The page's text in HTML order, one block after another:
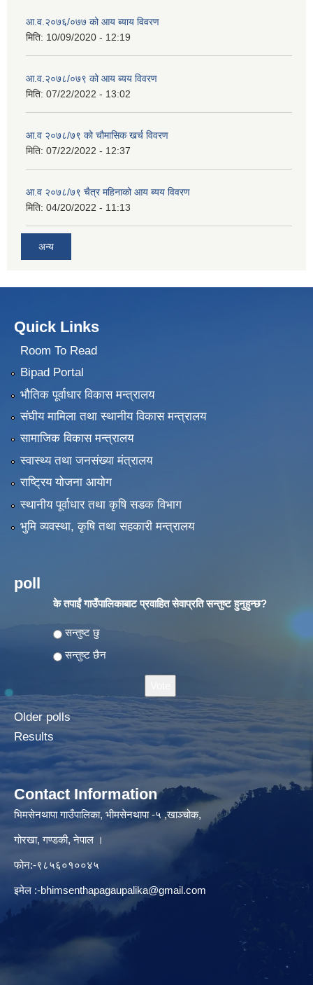
आ.व.२०७६/०७७ को आय ब्याय विवरण
मिति: 10/09/2020 - 12:19
आ.व.२०७८/०७९ को आय ब्यय विवरण
मिति: 07/22/2022 - 13:02
आ.व २०७८/७९ को चौमासिक खर्च विवरण
मिति: 07/22/2022 - 12:37
आ.व २०७८/७९ चैत्र महिनाको आय ब्यय विवरण
मिति: 04/20/2022 - 11:13
अन्य
Quick Links
Room To Read
Bipad Portal
भौतिक पूर्वाधार विकास मन्त्रालय
संघीय मामिला तथा स्थानीय विकास मन्त्रालय
सामाजिक विकास मन्त्रालय
स्वास्थ्य तथा जनसंख्या मंत्रालय
राष्ट्रिय योजना आयोग
स्थानीय पूर्वाधार तथा कृषि सडक विभाग
भुमि व्यवस्था, कृषि तथा सहकारी मन्त्रालय
poll
के तपाईं गाउँपालिकाबाट प्रवाहित सेवाप्रति सन्तुष्ट हुनुहुन्छ?
Choices
सन्तुष्ट छु
सन्तुष्ट छैन
Older polls
Results
Contact Information
भिमसेनथापा गाउँपालिका, भीमसेनथापा -५ ,खाञ्चोक,
गोरखा, गण्डकी, नेपाल ।
फोन:-९८५६०१००४५
इमेल :-bhimsenthapagaupalika@gmail.com